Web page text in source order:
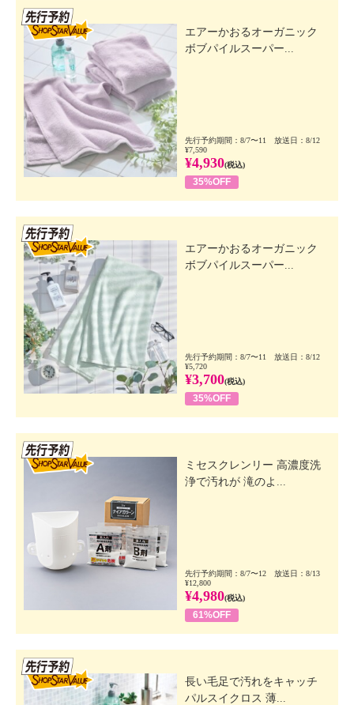
エアーかおるオーガニック
ボブパイルスーパー...
先行予約期間：8/7〜11 放送日：8/12
¥7,590
¥4,930(税込)
35%OFF
エアーかおるオーガニック
ボブパイルスーパー...
先行予約期間：8/7〜11 放送日：8/12
¥5,720
¥3,700(税込)
35%OFF
ミセスクレンリー 高濃度洗
浄で汚れが 滝のよ...
先行予約期間：8/7〜12 放送日：8/13
¥12,800
¥4,980(税込)
61%OFF
長い毛足で汚れをキャッチ
パルスイクロス 薄...